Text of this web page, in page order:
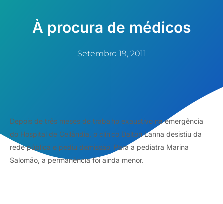
À procura de médicos
Setembro 19, 2011
Depois de três meses de trabalho exaustivo na emergência
do Hospital de Ceilândia, o clínico Dalton Lanna desistiu da
rede pública e pediu demissão. Para a pediatra Marina
Salomão, a permanência foi ainda menor.